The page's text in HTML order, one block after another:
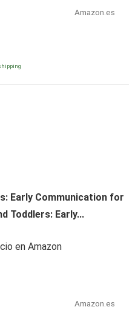
Amazon.es
Early Communication for
Toddlers: Early...
en Amazon
Amazon.es